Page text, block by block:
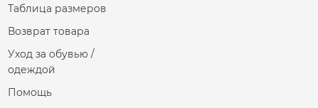
Таблица размеров
Возврат товара
Уход за обувью /
одеждой
Помощь